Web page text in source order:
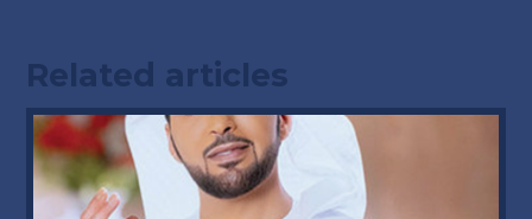
Related articles